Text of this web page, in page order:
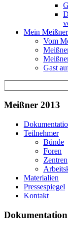
Mein Meißner
Vom
Gast
Meißner 2013
Teilnehmer
Bünde
Foren
Zentren
Materialien
Pressespiegel
Kontakt
Dokumentation